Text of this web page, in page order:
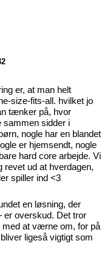
er, at man helt
size-fits-all. hvilket jo
tænker på, hvor
sammen sidder i
nogle har en blandet
er hjemsendt, nogle
hard core arbejde. Vi
revet ud at hverdagen,
spiller ind <3
en løsning, der
er overskud. Det tror
med at værne om, for på
ligeså vigtigt som